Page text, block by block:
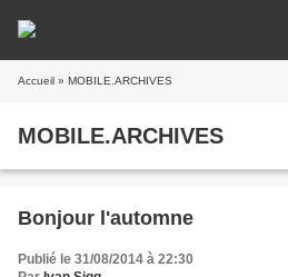
Accueil » MOBILE.ARCHIVES
MOBILE.ARCHIVES
Bonjour l'automne
Publié le 31/08/2014 à 22:30